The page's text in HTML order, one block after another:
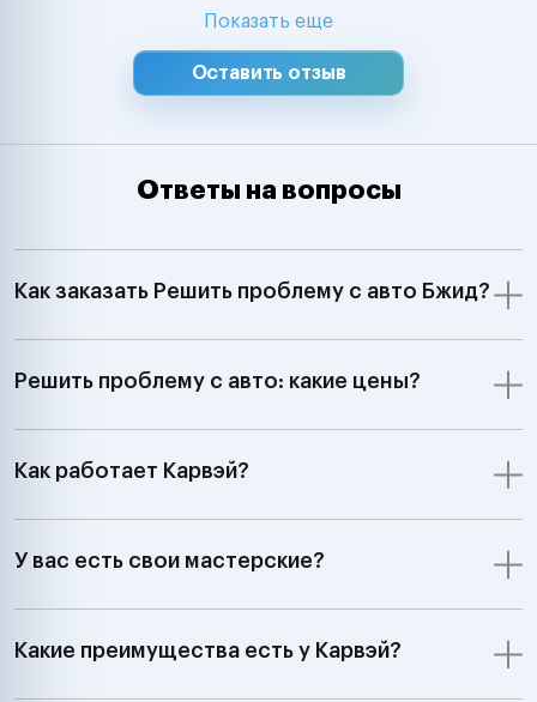
Показать еще
Оставить отзыв
Ответы на вопросы
Как заказать Решить проблему с авто Бжид?
Решить проблему с авто: какие цены?
Как работает Карвэй?
У вас есть свои мастерские?
Какие преимущества есть у Карвэй?